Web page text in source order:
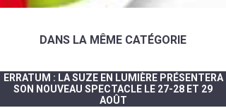
DANS LA MÊME CATÉGORIE
ERRATUM : LA SUZE EN LUMIÈRE PRÉSENTERA
SON NOUVEAU SPECTACLE LE 27-28 ET 29
AOÛT